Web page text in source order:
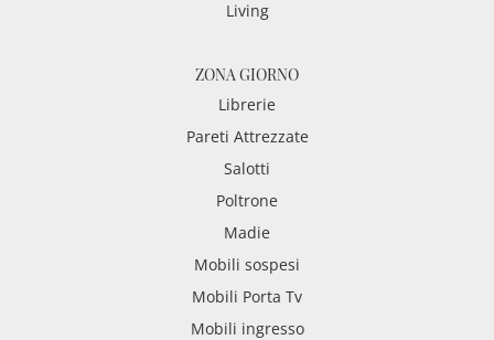
Living
ZONA GIORNO
Librerie
Pareti Attrezzate
Salotti
Poltrone
Madie
Mobili sospesi
Mobili Porta Tv
Mobili ingresso